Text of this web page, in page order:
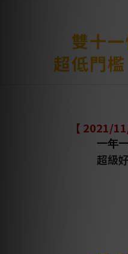
雙十
超低門
【 2021/
一年
超級